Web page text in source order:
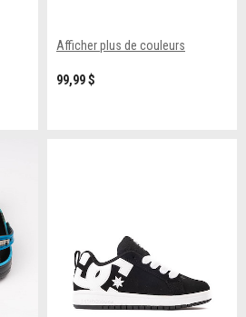
Afficher plus de couleurs
99,99 $